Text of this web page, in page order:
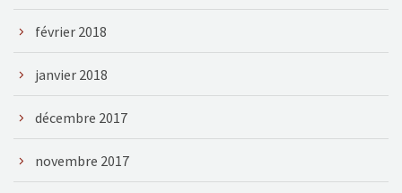
février 2018
janvier 2018
décembre 2017
novembre 2017